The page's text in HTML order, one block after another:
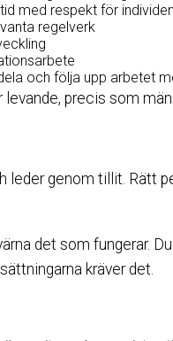
med respekt för
regelverk
och följa upp arbetet
precis som
leder genom tillit.
det som fungerar.
kräver det.